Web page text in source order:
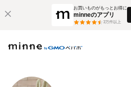
お買いものがもっとお得に
minneのアプリ
3万件以上